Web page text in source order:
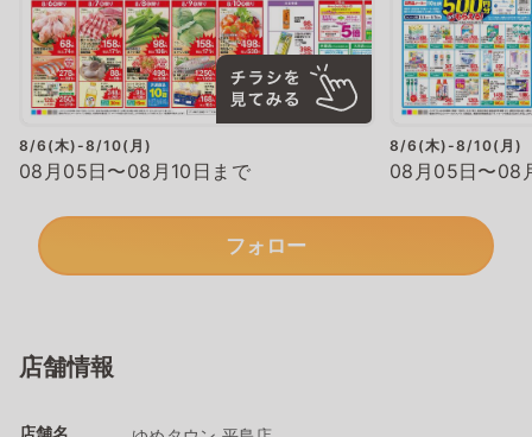
8/6(木)-8/10(月)
08月05日〜08月10日まで
8/6(木)-8/10(月)
08月05日〜08
フォロー
店舗情報
店舗名